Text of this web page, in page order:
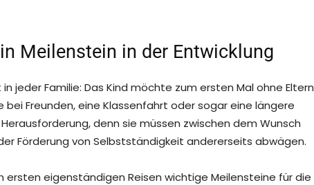
Meilenstein in der Entwicklung
jeder Familie: Das Kind möchte zum ersten Mal ohne Eltern
Freunden, eine Klassenfahrt oder sogar eine längere
denn sie müssen zwischen dem Wunsch
Förderung von Selbstständigkeit andererseits abwägen.
ersten eigenständigen Reisen wichtige Meilensteine für die